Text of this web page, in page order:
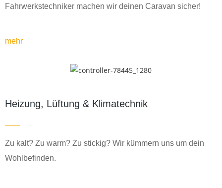
Fahrwerkstechniker machen wir deinen Caravan sicher!
mehr
Heizung, Lüftung & Klimatechnik
Zu kalt? Zu warm? Zu stickig? Wir kümmern uns um dein
Wohlbefinden.